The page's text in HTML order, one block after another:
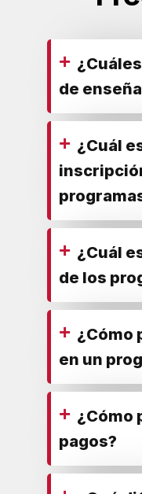
+
de
+ ¿Cuál
+ ¿Cuál
de los
+ ¿Cómo
en un
+ ¿Cómo
pagos?